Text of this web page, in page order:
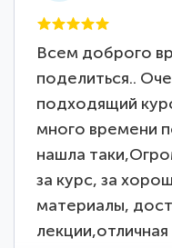
Всем доброго
поделиться..
подходящий
много времени
нашла
за курс, за
материалы,